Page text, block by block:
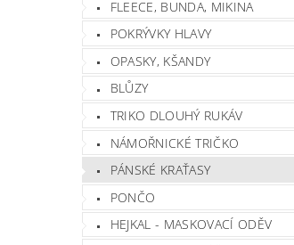
FLEECE, BUNDA, MIKINA
POKRÝVKY HLAVY
OPASKY, KŠANDY
BLŮZY
TRIKO DLOUHÝ RUKÁV
NÁMOŘNICKÉ TRIČKO
PÁNSKÉ KRAŤASY
PONČO
HEJKAL - MASKOVACÍ ODĚV